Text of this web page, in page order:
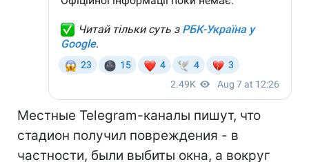
Местные Telegram-каналы пишут, что
стадион получил повреждения - в
частности, были выбиты окна, а вокруг